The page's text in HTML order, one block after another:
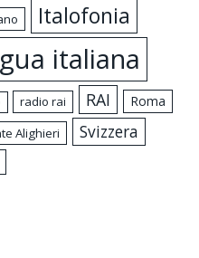
Italofonia
italiana
radio rai RAI
Roma
Alighieri Svizzera